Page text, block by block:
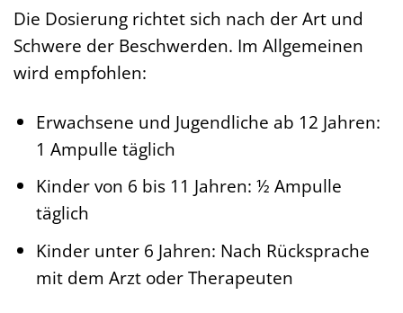
Die Dosierung richtet sich nach der Art und
Schwere der Beschwerden. Im Allgemeinen
wird empfohlen:
Erwachsene und Jugendliche ab 12 Jahren:
1 Ampulle täglich
Kinder von 6 bis 11 Jahren: ½ Ampulle
täglich
Kinder unter 6 Jahren: Nach Rücksprache
mit dem Arzt oder Therapeuten